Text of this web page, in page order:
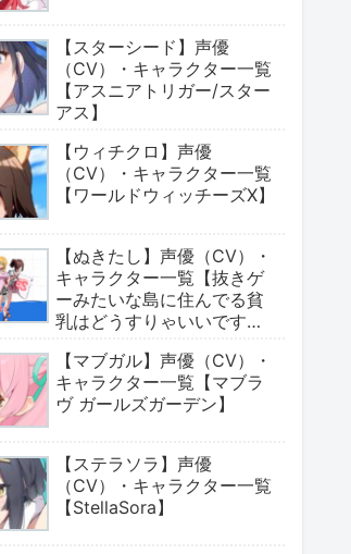
【スターシード】声優
（CV）・キャラクター一覧
【アスニアトリガー/スター
アス】
【ウィチクロ】声優
（CV）・キャラクター一覧
【ワールドウィッチーズX】
【ぬきたし】声優（CV）・
キャラクター一覧【抜きゲ
ーみたいな島に住んでる貧
乳はどうすりゃいいです
【マブガル】声優（CV）・
キャラクター一覧【マブラ
ヴ ガールズガーデン】
【ステラソラ】声優
（CV）・キャラクター一覧
【StellaSora】